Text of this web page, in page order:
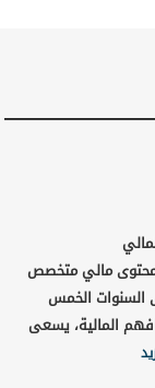
محتوى مالي متخصص
السنوات الخمس
المالية، يسعى